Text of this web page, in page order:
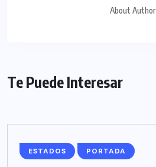
About Author
Te Puede Interesar
ESTADOS PORTADA